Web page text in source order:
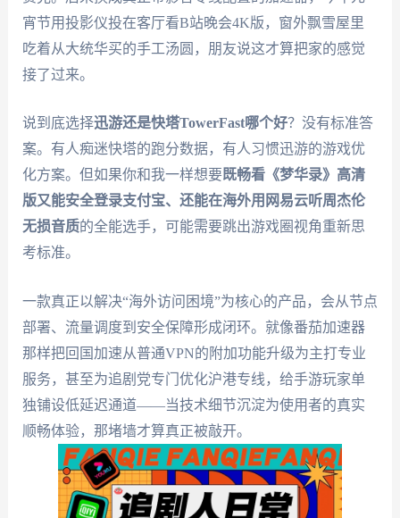
宵节用投影仪投在客厅看B站晚会4K版，窗外飘雪屋里
吃着从大统华买的手工汤圆，朋友说这才算把家的感觉
接了过来。
说到底选择迅游还是快塔TowerFast哪个好？没有标准答
案。有人痴迷快塔的跑分数据，有人习惯迅游的游戏优
化方案。但如果你和我一样想要 既畅看《梦华录》高清
版又能安全登录支付宝、还能在海外用网易云听周杰伦
无损音质的全能选手，可能需要跳出游戏圈视角重新思
考标准。
一款真正以解决“海外访问困境”为核心的产品，会从节点
部署、流量调度到安全保障形成闭环。就像番茄加速器
那样把回国加速从普通VPN的附加功能升级为主打专业
服务，甚至为追剧党专门优化沪港专线，给手游玩家单
独铺设低延迟通道——当技术细节沉淀为使用者的真实
顺畅体验，那堵墙才算真正被敲开。